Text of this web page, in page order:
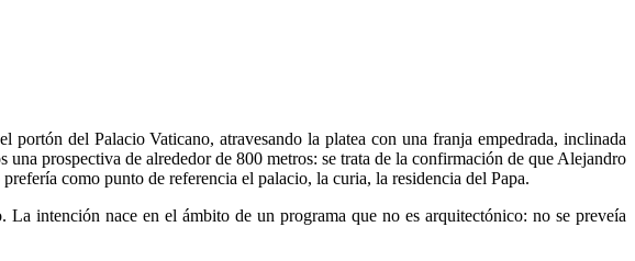
del Palacio Vaticano, atravesando la platea con una franja empedrada, inclinada
prospectiva de alrededor de 800 metros: se trata de la confirmación de que Alejandro
como punto de referencia el palacio, la curia, la residencia del Papa.
intención nace en el ámbito de un programa que no es arquitectónico: no se preveía